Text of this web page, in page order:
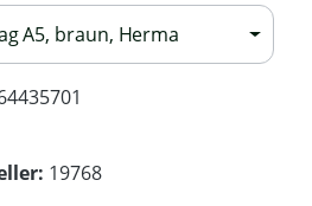
A5, braun, Herma
19768